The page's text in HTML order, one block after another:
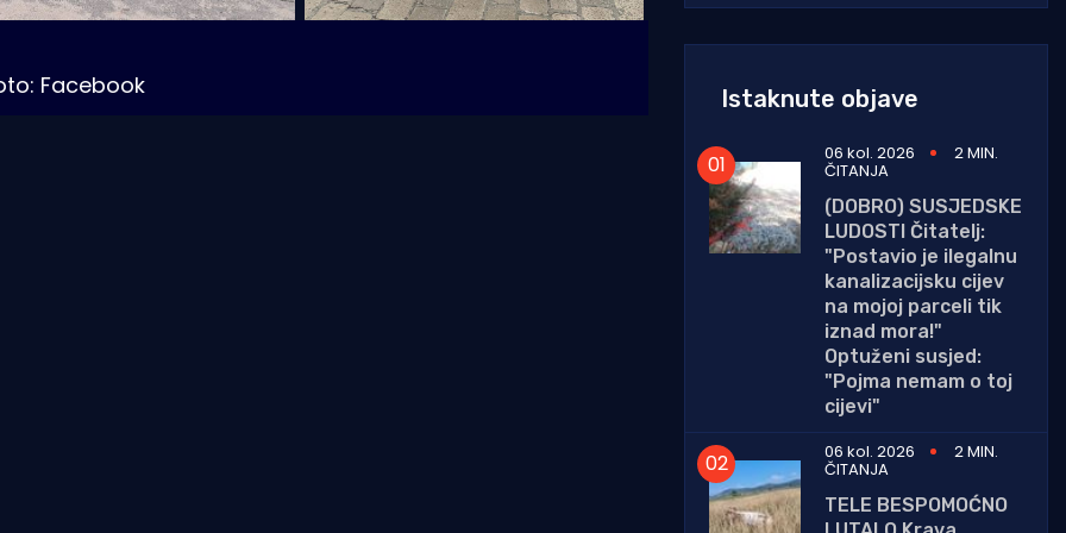
Facebook Istaknute objave
06 kol. 2026 2 MIN.
ČITANJA
(DOBRO) SUSJEDSKE
LUDOSTI Čitatelj:
"Postavio je ilegalnu
kanalizacijsku cijev
na mojoj parceli tik
iznad mora!"
Optuženi susjed:
"Pojma nemam o toj
cijevi"
06 kol. 2026
2 MIN.
ČITANJA
TELE BESPOMOĆNO